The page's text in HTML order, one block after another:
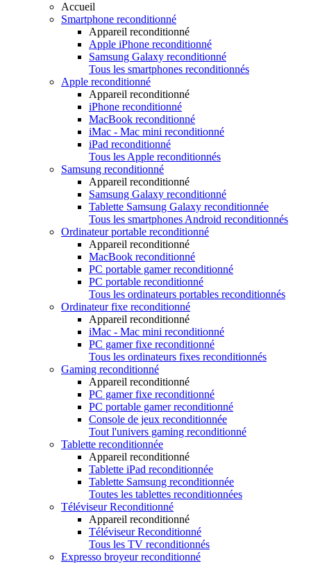
Accueil
Smartphone reconditionné
Appareil reconditionné
Apple iPhone reconditionné
Samsung Galaxy reconditionné
Tous les smartphones reconditionnés
Apple reconditionné
Appareil reconditionné
iPhone reconditionné
MacBook reconditionné
iMac - Mac mini reconditionné
iPad reconditionné
Tous les Apple reconditionnés
Samsung reconditionné
Appareil reconditionné
Samsung Galaxy reconditionné
Tablette Samsung Galaxy reconditionnée
Tous les smartphones Android reconditionnés
Ordinateur portable reconditionné
Appareil reconditionné
MacBook reconditionné
PC portable gamer reconditionné
PC portable reconditionné
Tous les ordinateurs portables reconditionnés
Ordinateur fixe reconditionné
Appareil reconditionné
iMac - Mac mini reconditionné
PC gamer fixe reconditionné
Tous les ordinateurs fixes reconditionnés
Gaming reconditionné
Appareil reconditionné
PC gamer fixe reconditionné
PC portable gamer reconditionné
Console de jeux reconditionnée
Tout l'univers gaming reconditionné
Tablette reconditionnée
Appareil reconditionné
Tablette iPad reconditionnée
Tablette Samsung reconditionnée
Toutes les tablettes reconditionnées
Téléviseur Reconditionné
Appareil reconditionné
Téléviseur Reconditionné
Tous les TV reconditionnés
Expresso broyeur reconditionné